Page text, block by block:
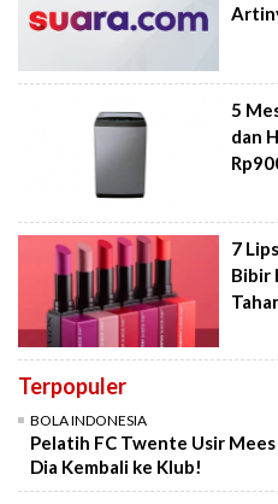
5
dan
7
Bibir
Terpopuler
BOLA INDONESIA
Pelatih FC Twente Usir
Dia Kembali ke Klub!